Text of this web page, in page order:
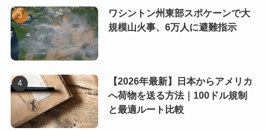
ワシントン州東部スポケーンで大
規模山火事、6万人に避難指示
【2026年最新】日本からアメリカ
へ荷物を送る方法｜100ドル規制
と最適ルート比較